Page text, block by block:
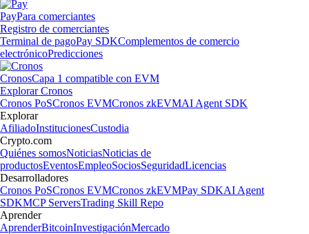
PayPara comerciantes
Registro de comerciantes
Terminal de pagoPay SDKComplementos de comercio
electrónicoPredicciones
CronosCapa 1 compatible con EVM
Explorar Cronos
Cronos PoSCronos EVMCronos zkEVMAI Agent SDK
Explorar
AfiliadoInstitucionesCustodia
Crypto.com
Quiénes somosNoticiasNoticias de
productosEventosEmpleoSociosSeguridadLicencias
Desarrolladores
Cronos PoSCronos EVMCronos zkEVMPay SDKAI Agent
SDKMCP ServersTrading Skill Repo
Aprender
AprenderBitcoinInvestigaciónMercado